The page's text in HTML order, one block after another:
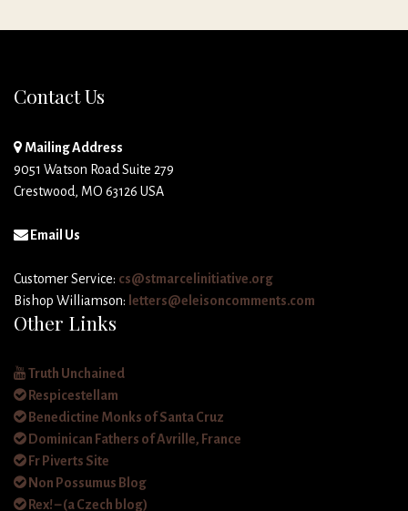
Contact Us
Mailing Address
9051 Watson Road Suite 279
Crestwood, MO 63126 USA
Email Us
Customer Service: cs@stmarcelinitiative.org
Bishop Williamson: letters@eleisoncomments.com
Other Links
Truth Unchained
Respicestellam
Benedictine Monks of Santa Cruz
Dominican Fathers of Avrille, France
Fr Piverts Site
Non Possumus Blog
Rex! – (a Czech blog)